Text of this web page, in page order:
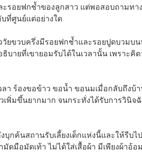
ะรอยฟกช้ำของลูกสาว แต่พอสอบถามทา
บที่ศูนย์แต่อย่างใด
วัยขวบครึ่งมีรอยฟกช้ำและรอยปูดบวมบ
บายที่เขายอมรับได้ในเวลานั้น เพราะคิ
า ร้องขอข้าว ขอน้ำ ขอนมเมื่อกลับถึงบ้
มขึ้นยากมาก จนกระทั่งได้รับการวินิจ
บุกค้นสถานรับเลี้ยงเด็กแห่งนี้และให้รีบไ
ดมือมัดเท้า ไม่ได้ใส่เสื้อผ้า มีเพียงผ้าอ้อ